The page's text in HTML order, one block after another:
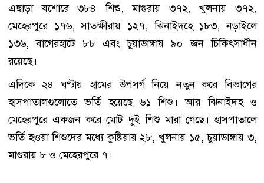
এছাড়া যশোরে ৩৮৪ শিশু, মাগুরায় ৩৭২, খুলনায় ৩৭২,
মেহেরপুরে ১৭৬, সাতক্ষীরায় ১২৭, ঝিনাইদহে ১৮৩, নড়াইলে
১৩৬, বাগেরহাটে ৮৮ এবং চুয়াডাঙ্গায় ৯০ জন চিকিৎসাধীন
রয়েছে।
এদিকে ২৪ ঘণ্টায় হামের উপসর্গ নিয়ে নতুন করে বিভাগের
হাসপাতালগুলোতে ভর্তি হয়েছে ৬১ শিশু। আর ঝিনাইদহ ও
মেহেরপুরে একজন করে মোট দুই শিশু মারা গেছে। হাসপাতালে
ভর্তি হওয়া শিশুদের মধ্যে কুষ্টিয়ায় ২৮, খুলনায় ১৫, চুয়াডাঙ্গায় ৩,
মাগুরায় ৮ ও মেহেরপুরে ৭।